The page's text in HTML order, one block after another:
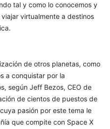
tal y como lo conocemos y
virtualmente a destinos
de otros planetas, como
a conquistar por la
según Jeff Bezos, CEO de
de cientos de puestos de
pasión por este tema le
que compite con Space X